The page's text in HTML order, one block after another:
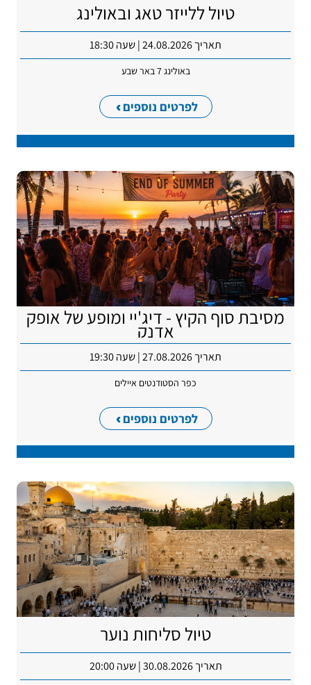
טיול ללייזר טאג ובאולינג
תאריך 24.08.2026 | שעה 18:30
באולינג 7 באר שבע
לפרטים נוספים
מסיבת סוף הקיץ - דיג'יי ומופע של אופק
אדנק
תאריך 27.08.2026 | שעה 19:30
כפר הסטודנטים איילים
לפרטים נוספים
טיול סליחות נוער
תאריך 30.08.2026 | שעה 20:00